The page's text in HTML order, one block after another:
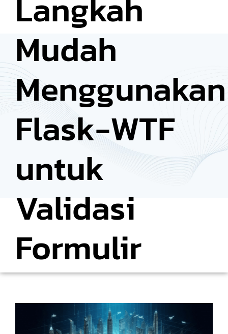
Mudah
Menggunakan
Flask-WTF
untuk
Validasi
Formulir